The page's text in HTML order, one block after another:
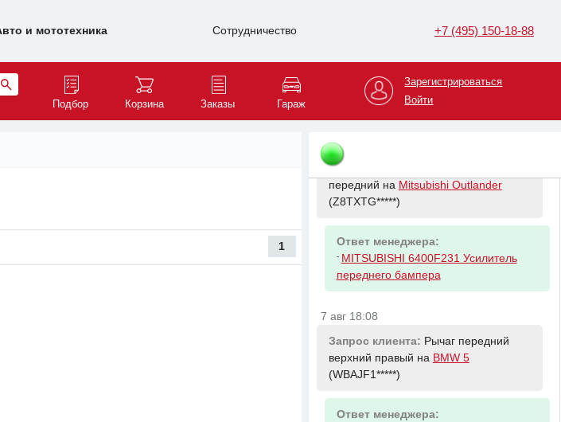
и мототехника Сотрудничество +7 (495) 150-18-88
Подбор Корзина Заказы Гараж
Зарегистрироваться
Войти
1
трехслойная/InterLock усиленная
ВАЗ-2170. Nexia
7 авг 18:02
Запрос клиента:
передний на Mitsubishi Outlander
(Z8TXTG*****)
Ответ менеджера:
- MITSUBISHI 6400F231 Усилитель
переднего бампера
7 авг 18:08
Запрос клиента: Рычаг передний
верхний правый на BMW 5
(WBAJF1*****)
Ответ менеджера: